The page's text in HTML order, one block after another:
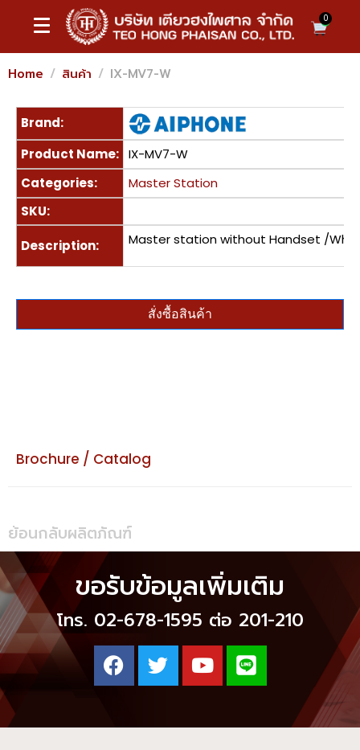
0
Home สินค้า IX-MV7-W
Brand:
Product Name: IX-MV7-W
Categories:
Master Station
SKU:
Description: Master station without Handset /
สั่งซื้อสินค้า
Brochure / Catalog
ย้อนกลับผลิตภัณฑ์
ขอรับข้อมูลเพิ่มเติม
โทร. 02-678-1595 ต่อ 201-210